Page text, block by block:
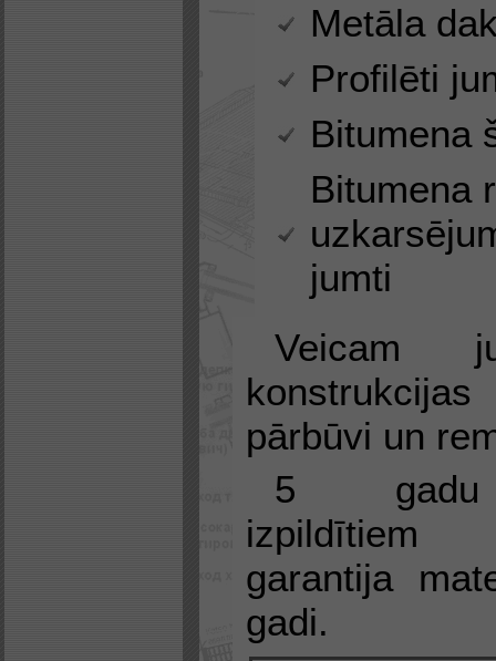
Metāla
Profilēti
Bitumena
Bitumena
jumti
Veicam
pārbūvi un
5 gadu
garantija
gadi.